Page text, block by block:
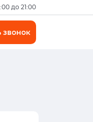
до 21:00
Заказать звонок